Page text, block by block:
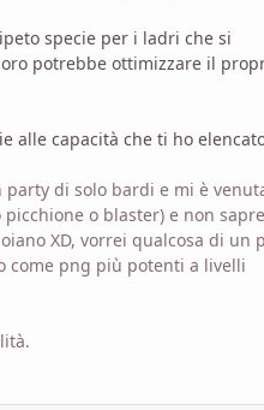
specie per i ladri che si
potrebbe ottimizzare il
alle capacità che ti ho
di solo bardi e mi è
o blaster) e non
XD, vorrei qualcosa di un
come png più potenti a livelli